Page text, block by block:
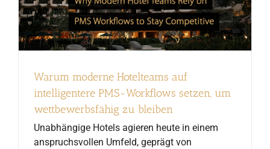
Warum moderne Hotelteams auf
intelligentere PMS-Workflows setzen, um
wettbewerbsfähig zu bleiben
Unabhängige Hotels agieren heute in einem
anspruchsvollen Umfeld, geprägt von